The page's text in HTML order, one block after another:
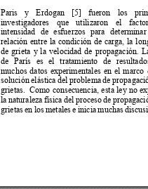
Paris y Erdogan [5] fueron los
investigadores
que utilizaron el
intensidad de esfuerzos para determinar
relación entre la condición de carga, la
de grieta y la velocidad de propagación.
de París es el tratamiento de
muchos datos experimentales en el marco
solución elástica del problema de
grietas. Como consecuencia, esta ley no
la naturaleza física del proceso de
grietas en los metales e inicia muchas